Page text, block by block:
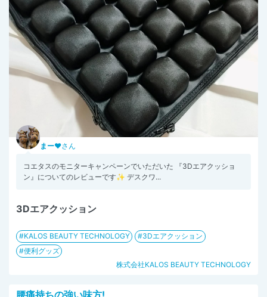
まー♥さん
コエタスのモニターキャンペーンでいただいた 『3Dエアクッショ
ン』についてのレビューです✨ デスクワ...
3Dエアクッション
KALOS BEAUTY TECHNOLOGY
3Dエアクッション
便利グッズ
株式会社KALOS BEAUTY TECHNOLOGY